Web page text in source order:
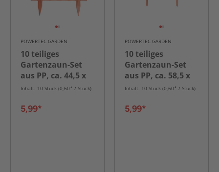
POWERTEC GARDEN
10 teiliges
Gartenzaun-Set
aus PP, ca. 44,5 x
28,5 cm
Inhalt: 10 Stück (0,60* / Stück)
5,99*
POWERTEC GARDEN
10 teiliges
Gartenzaun-Set
aus PP, ca. 58,5 x
30 cm
Inhalt: 10 Stück (0,60* / Stück)
5,99*